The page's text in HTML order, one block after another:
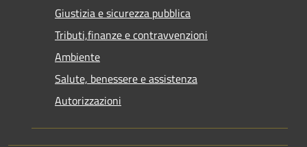
Giustizia e sicurezza pubblica
Tributi,finanze e contravvenzioni
Ambiente
Salute, benessere e assistenza
Autorizzazioni